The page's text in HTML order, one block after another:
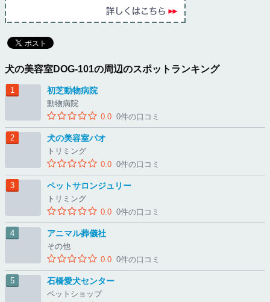
犬の美容室DOG‐101の周辺のスポットランキング
初芝動物病院
動物病院
0.0 0件の口コミ
犬の美容室パオ
トリミング
0.0 0件の口コミ
ペットサロンジュリー
トリミング
0.0 0件の口コミ
アニマル葬儀社
その他
0.0 0件の口コミ
石橋愛犬センター
ペットショップ